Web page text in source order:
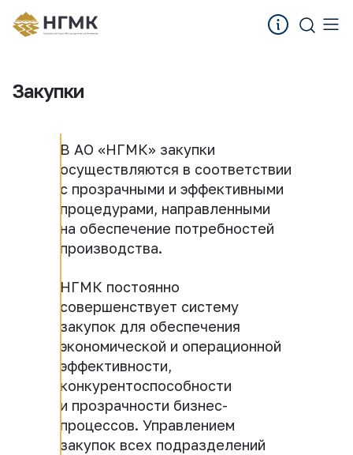
Закупки
В АО «НГМК» закупки
осуществляются в соответствии
с прозрачными и эффективными
процедурами, направленными
на обеспечение потребностей
производства.
НГМК постоянно
совершенствует систему
закупок для обеспечения
экономической и операционной
эффективности,
конкурентоспособности
и прозрачности бизнес-
процессов. Управлением
закупок всех подразделений